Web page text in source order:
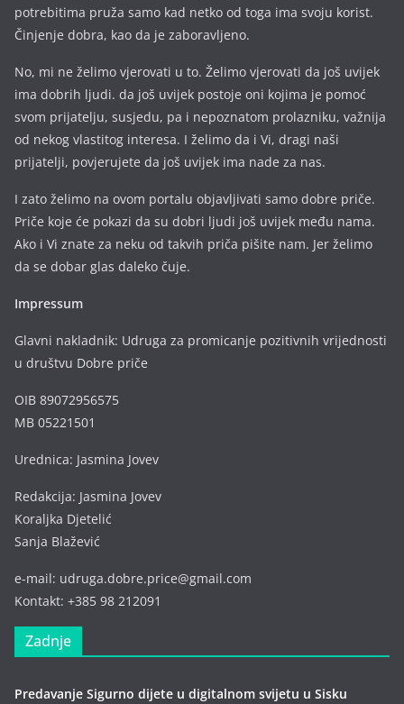
potrebitima pruža samo kad netko od toga ima svoju korist.
Činjenje dobra, kao da je zaboravljeno.
No, mi ne želimo vjerovati u to. Želimo vjerovati da još uvijek
ima dobrih ljudi. da još uvijek postoje oni kojima je pomoć
svom prijatelju, susjedu, pa i nepoznatom prolazniku, važnija
od nekog vlastitog interesa. I želimo da i Vi, dragi naši
prijatelji, povjerujete da još uvijek ima nade za nas.
I zato želimo na ovom portalu objavljivati samo dobre priče.
Priče koje će pokazi da su dobri ljudi još uvijek među nama.
Ako i Vi znate za neku od takvih priča pišite nam. Jer želimo
da se dobar glas daleko čuje.
Impressum
Glavni nakladnik: Udruga za promicanje pozitivnih vrijednosti
u društvu Dobre priče
OIB 89072956575
MB 05221501
Urednica: Jasmina Jovev
Redakcija: Jasmina Jovev
Koraljka Djetelić
Sanja Blažević
e-mail: udruga.dobre.price@gmail.com
Kontakt: +385 98 212091
Zadnje
Predavanje Sigurno dijete u digitalnom svijetu u Sisku